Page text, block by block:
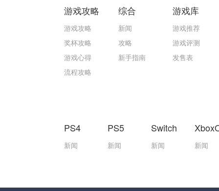
游戏攻略
游戏攻略
奖杯攻略
游戏心得
流程攻略
综合
新闻
攻略
新手指南
游戏库
游戏推荐
游戏评测
发售表
PS4
新闻
PS5
新闻
Switch
新闻 新闻